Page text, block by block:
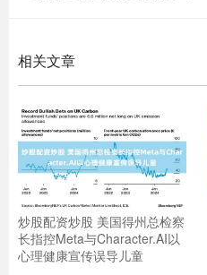
相关文章
炒股配资炒股 美国得州总检察
长指控Meta与Character.AI以
心理健康宣传误导儿童